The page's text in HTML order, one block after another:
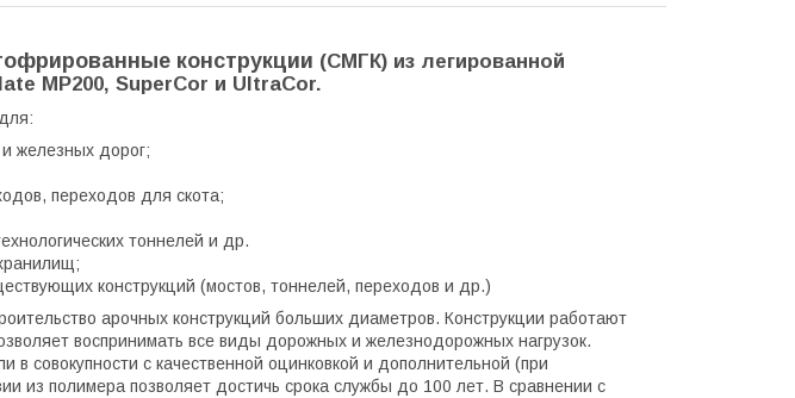
конструкции (СМГК) из легированной
MP200, SuperCor и UltraCor.
железных дорог;
переходов для скота;
тоннелей и др.
конструкций (мостов, тоннелей, переходов и др.)
арочных конструкций больших диаметров. Конструкции работают
воспринимать все виды дорожных и железнодорожных нагрузок.
в совокупности с качественной оцинковкой и дополнительной (при
из полимера позволяет достичь срока службы до 100 лет. В сравнении с